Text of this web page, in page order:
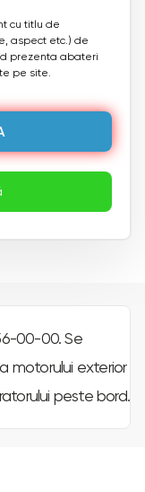
cu titlu de
aspect etc.) de
prezenta abateri
pe site.
00-00. Se
motorului exterior
peste bord.